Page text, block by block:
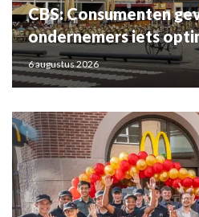
CBS: Consumenten
ondernemers iets
6 augustus 2026